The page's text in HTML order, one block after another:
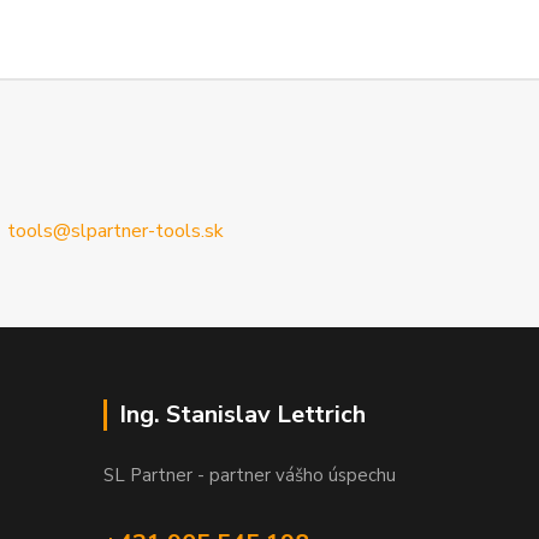
tools@slpartner-tools.sk
Ing. Stanislav Lettrich
SL Partner - partner vášho úspechu